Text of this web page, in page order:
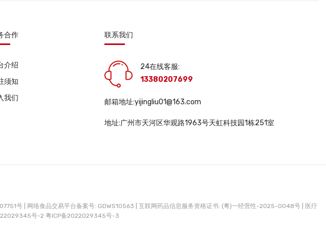
合作
介绍
须知
我们
联系我们
24在线客服:
13380207699
邮箱地址:yijingliu01@163.com
地址:广州市天河区华观路1963号天虹科技园1栋251室
号 | 网络食品交易平台备案号: GDWS10563 | 互联网药品信息服务资格证书: (粤)一经营性-2025-0048号 |
医疗
号-2 粤ICP备2022029345号-3